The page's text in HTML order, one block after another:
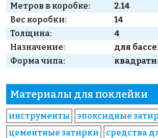
Метров в коробке:
2.14
Вес коробки:
14
Толщина:
4
Назначение:
для
Форма чипа:
Материалы для поклейки
инструменты эпоксидные
цементные затирки
средства